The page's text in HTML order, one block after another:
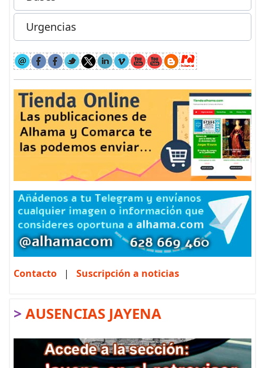
Urgencias
Contacto | Suscripción a noticias
> AUSENCIAS JAYENA